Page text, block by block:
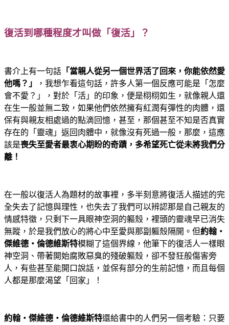
復活到哪種程度才叫做「復活」？
書介上有一句話 「當親人從另一個世界活了回來，你能依然愛
他嗎？」
，我想乍看這句話，許多人第一個反應可能是「怎麼
會不愛？」，對於「活」的印象，便是栩栩如生，就像親人還
在生一般並無二致，如果他們依然擁有紅潤有彈性的肉體，還
保有與親友相處過的點滴回憶，甚至，那個甚至不知是否真實
存在的「靈魂」返回肉體中，就像沒有死過一般，那麼，這應
該是喪失至愛者最衷心期盼的奇蹟，多希望死亡從未將我們分
離！
在一般以復活人為題材的故事裡，多半刻意將復活人描述的完
全失去了記憶與理性，也失去了我們可以辨認那是自己親友的
情感特徵，只剩下一具眼神空洞的軀殼，裡頭的靈魂早已消失
無蹤，於是我們放心的將心中至愛與那副軀殼隔開。但約翰‧
傑維德‧倫德維斯特模糊了這個界線，他筆下的復活人一樣眼
神空洞、帶著開始腐敗惡臭的殘破軀殼，卻不發狂般傷害旁
人，有些甚至能開口說話，並保有部分的生前記憶，而且每個
人都是那麼渴望「回家」！
約翰‧傑維德‧倫德維斯特還給書中的人們另一個考驗：只要